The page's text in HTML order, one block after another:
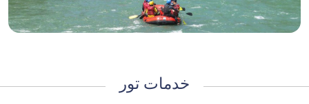
خدمات تور